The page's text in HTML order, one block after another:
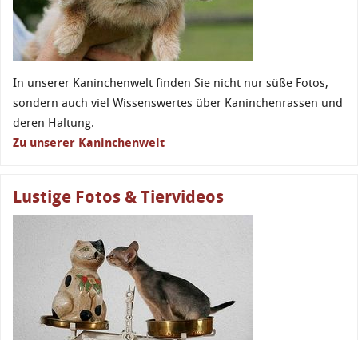
In unserer Kaninchenwelt finden Sie nicht nur süße Fotos,
sondern auch viel Wissenswertes über Kaninchenrassen und
deren Haltung.
Zu unserer Kaninchenwelt
Lustige Fotos & Tiervideos